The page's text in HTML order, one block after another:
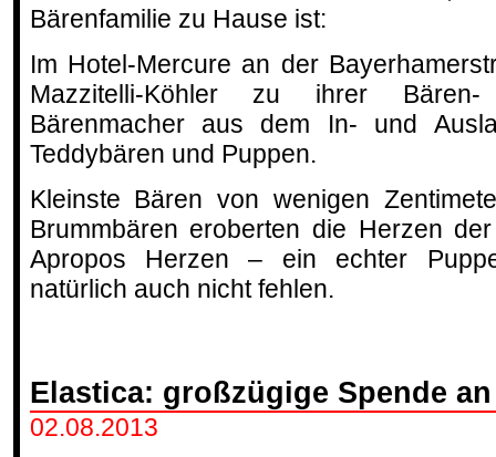
Bärenfamilie zu Hause ist:
Im Hotel-Mercure an der
Mazzitelli-Köhler zu ihrer
Bärenmacher aus dem In- und
Teddybären und Puppen.
Kleinste Bären von wenigen
Brummbären eroberten die Herzen
Apropos Herzen – ein echter
natürlich auch nicht fehlen.
Elastica: großzügige Spende
02.08.2013